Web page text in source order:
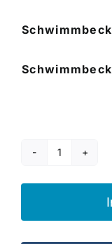
Serie